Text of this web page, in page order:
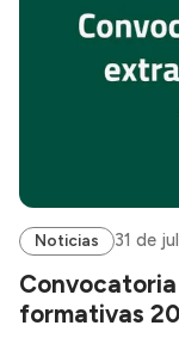
Noticias 31 de
formativas